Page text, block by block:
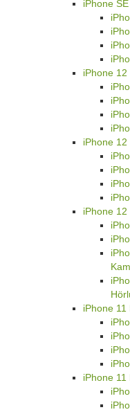
iPhone
iPhone 12
iPhone 12
iPhone
iPhone 11
iPhone 11